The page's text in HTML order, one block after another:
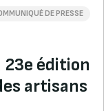
DE PRESSE
23e édition
artisans